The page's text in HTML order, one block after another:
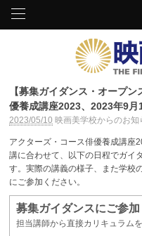
【募集ガイダンス・オープ
優養成講座2023、2023年9月
2023/05/10 映画美学校からのお知
アクターズ・コース俳優養成講座
講に合わせて、以下の日程でガイ
す。実際の講義の様子、また学校
にご参加ください。
募集ガイダンスにご参
担当講師から直接カリキュラム